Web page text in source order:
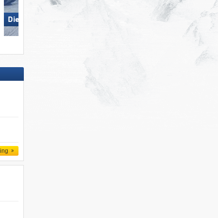
Die Tauplitz KitzSki – Kitzbühel/​Kirchberg